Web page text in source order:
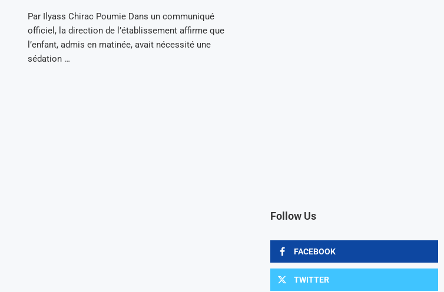
Par Ilyass Chirac Poumie Dans un communiqué
officiel, la direction de l’établissement affirme que
l’enfant, admis en matinée, avait nécessité une
sédation …
Follow Us
FACEBOOK
TWITTER